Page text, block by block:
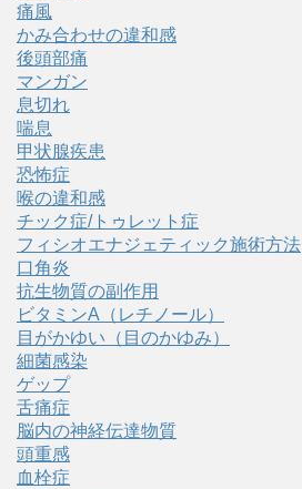
痛風
かみ合わせの違和感
後頭部痛
マンガン
息切れ
喘息
甲状腺疾患
恐怖症
喉の違和感
チック症/トゥレット症
フィシオエナジェティック施術方法
口角炎
抗生物質の副作用
ビタミンA（レチノール）
目がかゆい（目のかゆみ）
細菌感染
ゲップ
舌痛症
脳内の神経伝達物質
頭重感
血栓症